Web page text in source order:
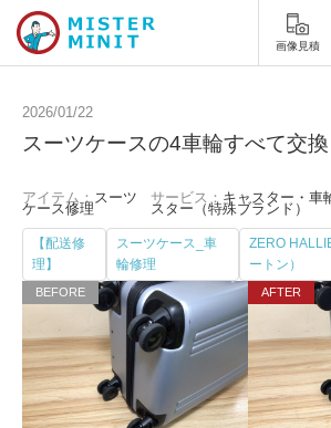
画像見積
ミスターミニットについて
修理サービス・料金
スーツケース修理 靴修理
スニーカー修理 靴磨き
カバンの修理 時計修理
傘修理 合鍵の作製
2026/01/22
スーツケースの4車輪すべて交換
アイテム：スーツ
ケース修理
サービス： キャスター・車
スター（特殊ブランド）
【配送修
理】
スーツケース_車
輪修理
ZERO
ートン）